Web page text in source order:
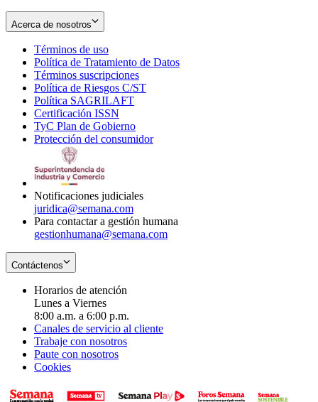
Acerca de nosotros
Términos de uso
in
new
window
Política de Tratamiento de Datos
Términos suscripciones
in
Política de Riesgos C/ST
Política SAGRILAFT
new
window
Certificación ISSN
in
new
TyC Plan de Gobierno
in
Protección del consumidorOpens
Notificaciones judiciales
juridica@semana.com
Para contactar a gestión humana
gestionhumana@semana.com
Contáctenos
Horarios de atención
Lunes a Viernes
8:00 a.m. a 6:00 p.m.
Canales de servicio al cliente
Trabaje con nosotros
Paute con nosotros
Cookies